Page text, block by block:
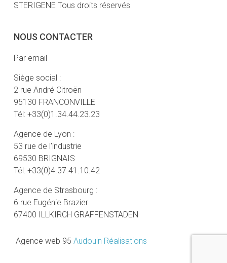
STERIGENE Tous droits réservés
NOUS CONTACTER
Par email
Siège social :
2 rue André Citroën
95130 FRANCONVILLE
Tél: +33(0)1.34.44.23.23
Agence de Lyon :
53 rue de l’industrie
69530 BRIGNAIS
Tél: +33(0)4.37.41.10.42
Agence de Strasbourg :
6 rue Eugénie Brazier
67400 ILLKIRCH GRAFFENSTADEN
Agence web 95 Audouin Réalisations